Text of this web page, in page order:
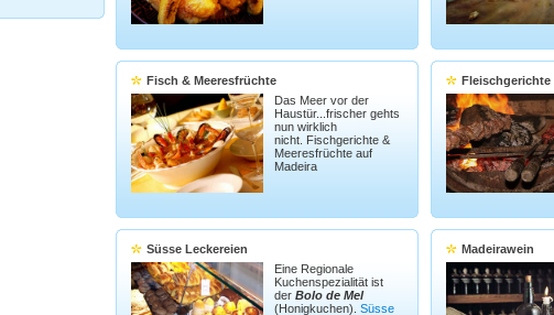
Fisch & Meeresfrüchte
Das Meer vor der
Haustür...frischer gehts
nun wirklich
nicht. Fischgerichte &
Meeresfrüchte auf
Madeira
Fleischgerichte
Süsse Leckereien
Eine Regionale
Kuchenspezialität ist
der Bolo de Mel
(Honigkuchen). Süsse
Madeirawein